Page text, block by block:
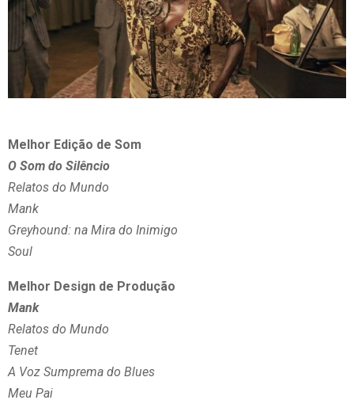
Melhor Edição de Som
O Som do Silêncio
Relatos do Mundo
Mank
Greyhound: na Mira do Inimigo
Soul
Melhor Design de Produção
Mank
Relatos do Mundo
Tenet
A Voz Sumprema do Blues
Meu Pai